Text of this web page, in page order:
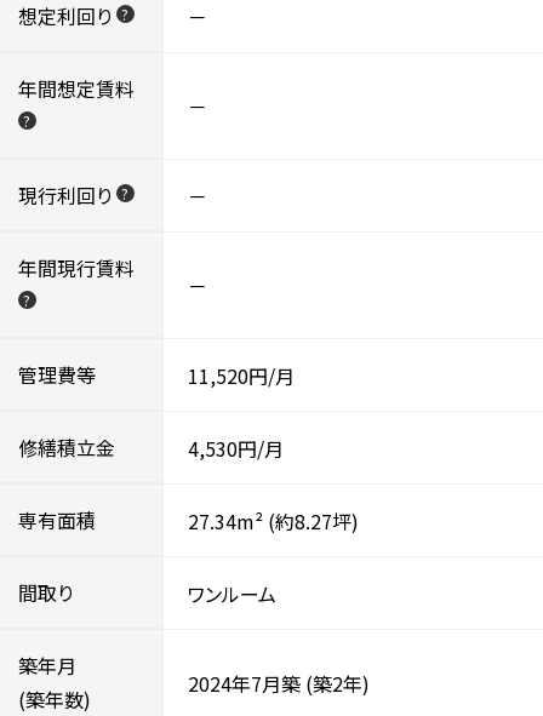
想定利回り ? －
年間想定賃料
? －
現行利回り ? －
年間現行賃料
? －
管理費等 11,520円/月
修繕積立金 4,530円/月
専有面積 27.34m² (約8.27坪)
間取り ワンルーム
築年月
(築年数)
2024年7月築 (築2年)